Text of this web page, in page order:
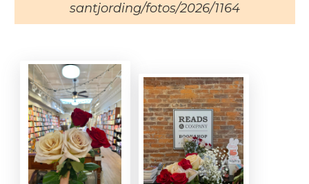
santjording/fotos/2026/1164